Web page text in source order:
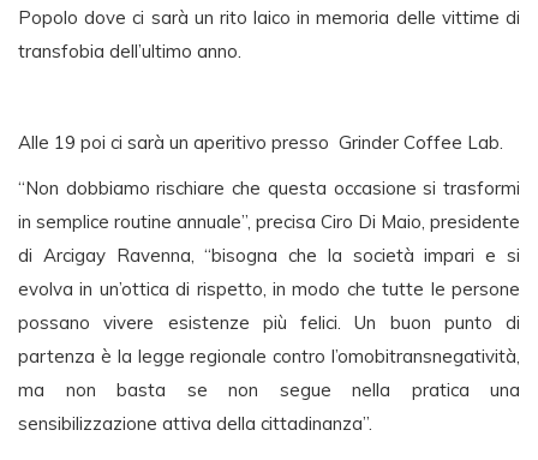
Popolo dove ci sarà un rito laico in memoria delle vittime di
transfobia dell’ultimo anno.
Alle 19 poi ci sarà un aperitivo presso Grinder Coffee Lab.
“Non dobbiamo rischiare che questa occasione si trasformi
in semplice routine annuale”, precisa Ciro Di Maio, presidente
di Arcigay Ravenna, “bisogna che la società impari e si
evolva in un’ottica di rispetto, in modo che tutte le persone
possano vivere esistenze più felici. Un buon punto di
partenza è la legge regionale contro l’omobitransnegatività,
ma non basta se non segue nella pratica una
sensibilizzazione attiva della cittadinanza”.